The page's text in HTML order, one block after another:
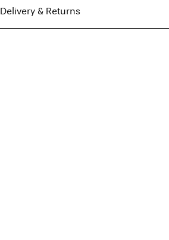
Delivery & Returns